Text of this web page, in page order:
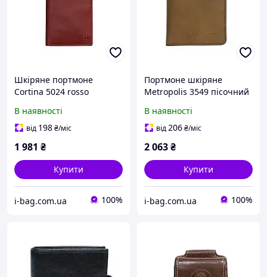
Шкіряне портмоне
Cortina 5024 rosso
В наявності
від 198₴/міс
1 981 ₴
Купити
i-bag.com.ua 100%
Портмоне шкіряне
Metropolis 3549 пісочний
В наявності
від206₴/міс
2 063₴
Купити
i-bag.com.ua 100%